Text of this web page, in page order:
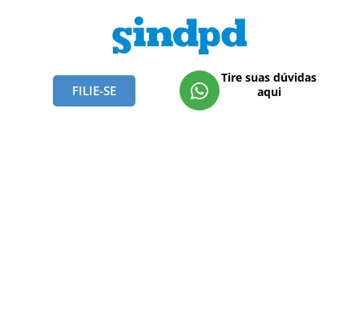
FILIE-SE
Tire suas dúvidas
aqui